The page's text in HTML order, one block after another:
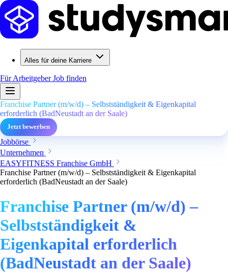
Alles für deine Karriere
Für ArbeitgeberJob finden
Franchise Partner (m/w/d) – Selbstständigkeit & Eigenkapital
erforderlich (BadNeustadt an der Saale)
Jetzt bewerben
Jobbörse
Unternehmen
EASYFITNESS Franchise GmbH
Franchise Partner (m/w/d) – Selbstständigkeit & Eigenkapital
erforderlich (BadNeustadt an der Saale)
Franchise Partner (m/w/d) –
Selbstständigkeit &
Eigenkapital erforderlich
(BadNeustadt an der Saale)